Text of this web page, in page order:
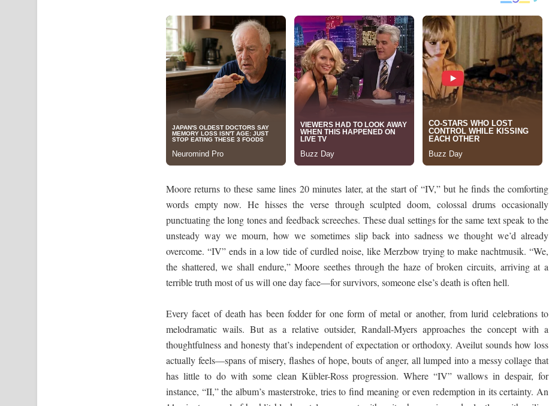
Moore returns to these same lines 20 minutes later, at the start of “IV,” but he finds the comforting
words empty now. He hisses the verse through sculpted doom, colossal drums occasionally
punctuating the long tones and feedback screeches. These dual settings for the same text speak to the
unsteady way we mourn, how we sometimes slip back into sadness we thought we’d already
overcome. “IV” ends in a low tide of curdled noise, like Merzbow trying to make nachtmusik. “We,
the shattered, we shall endure,” Moore seethes through the haze of broken circuits, arriving at a
terrible truth most of us will one day face—for survivors, someone else’s death is often hell.
Every facet of death has been fodder for one form of metal or another, from lurid celebrations to
melodramatic wails. But as a relative outsider, Randall-Myers approaches the concept with a
thoughtfulness and honesty that’s independent of expectation or orthodoxy. Aveilut sounds how loss
actually feels—spans of misery, flashes of hope, bouts of anger, all lumped into a messy collage that
has little to do with some clean Kübler-Ross progression. Where “IV” wallows in despair, for
instance, “II,” the album’s masterstroke, tries to find meaning or even redemption in its certainty. An